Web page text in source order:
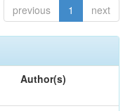
previous 1 next
Author(s)